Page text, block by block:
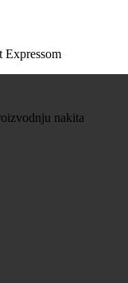
Expressom
nakita